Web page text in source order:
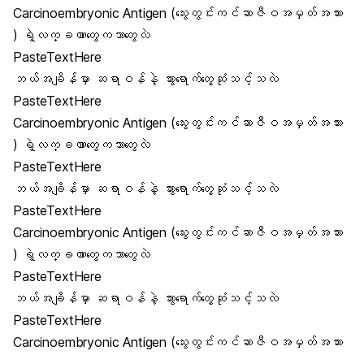
Carcinoembryonic Antigen (သွေးတွင်းကင်ဆာဇီဝအမှတ်အသား
) ရဲ့လက္ခဏာတွေကဘာတွေလဲ
PasteTextHere
ဘယ်အချိန်မှာ ဆရာဝန်နဲ့ သွားရောက်တွေ့ဆုံသင့်သလဲ
PasteTextHere
Carcinoembryonic Antigen (သွေးတွင်းကင်ဆာဇီဝအမှတ်အသား
) ရဲ့လက္ခဏာတွေကဘာတွေလဲ
PasteTextHere
ဘယ်အချိန်မှာ ဆရာဝန်နဲ့ သွားရောက်တွေ့ဆုံသင့်သလဲ
PasteTextHere
Carcinoembryonic Antigen (သွေးတွင်းကင်ဆာဇီဝအမှတ်အသား
) ရဲ့လက္ခဏာတွေကဘာတွေလဲ
PasteTextHere
ဘယ်အချိန်မှာ ဆရာဝန်နဲ့ သွားရောက်တွေ့ဆုံသင့်သလဲ
PasteTextHere
Carcinoembryonic Antigen (သွေးတွင်းကင်ဆာဇီဝအမှတ်အသား